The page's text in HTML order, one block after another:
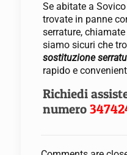
Se abitate a
trovate in panne
serrature, chiamate
siamo sicuri che
sostituzione
rapido e
Richiedi
numero